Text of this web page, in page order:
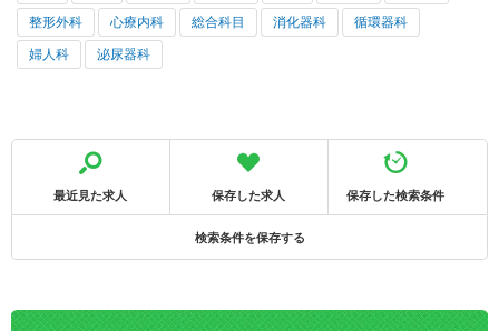
整形外科 心療内科 総合科目 消化器科 循環器科
婦人科 泌尿器科
最近見た求人 保存した求人 保存した検索条件
検索条件を保存する